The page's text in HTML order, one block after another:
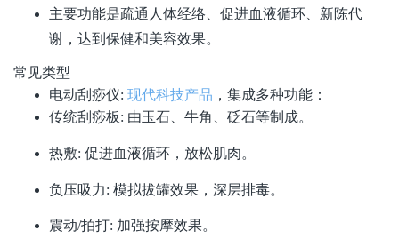
主要功能是疏通人体经络、促进血液循环、新陈代
谢，达到保健和美容效果。
常见类型
电动刮痧仪: 现代科技产品 ，集成多种功能：
传统刮痧板: 由玉石、牛角、砭石等制成。
热敷: 促进血液循环，放松肌肉。
负压吸力: 模拟拔罐效果，深层排毒。
震动/拍打: 加强按摩效果。